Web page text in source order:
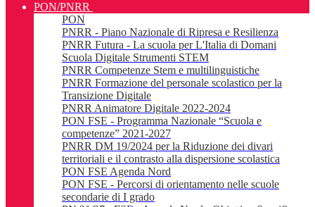
PON/PNRR
PON
PNRR - Piano Nazionale di Ripresa e Resilienza
PNRR Futura - La scuola per L'Italia di Domani
Scuola Digitale Strumenti STEM
PNRR Competenze Stem e multilinguistiche
PNRR Formazione del personale scolastico per la
Transizione Digitale
PNRR Animatore Digitale 2022-2024
PON FSE - Programma Nazionale “Scuola e
competenze” 2021-2027
PNRR DM 19/2024 per la Riduzione dei divari
territoriali e il contrasto alla dispersione scolastica
PON FSE Agenda Nord
PON FSE - Percorsi di orientamento nelle scuole
secondarie di I grado